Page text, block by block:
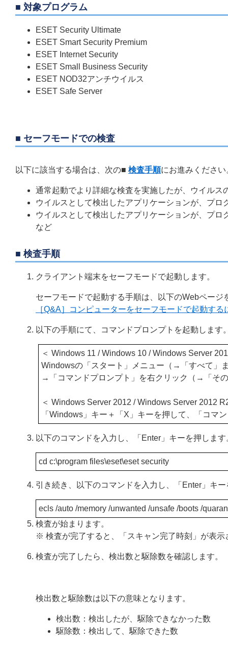
■ 対象プログラム
ESET Security Ultimate
ESET Smart Security Premium
ESET Internet Security
ESET Small Business Security
ESET NOD32アンチウイルス
ESET Safe Server
■ セーフモードでの検査
以下に該当する場合は、次の■ 検査手順にお進みください
通常起動でより詳細な検査を実施したが、ウイルス
ウイルスとして検出したアプリケーションが、プロ
ウイルスとして検出したアプリケーションが、プロ
など
■ 検査手順
クライアント端末をセーフモードで起動します。
セーフモードで起動する手順は、以下のWebページ
［Q&A］コンピューターをセーフモードで起動する
以下の手順にて、コマンドプロンプトを起動します
＜ Windows 11 / Windows 10 / Windows Server
Windowsの「スタート」メニュー（→「すべて」
→「コマンドプロンプト」を右クリック（→「そ
＜ Windows Server 2012 / Windows Server 2012
「Windows」キー＋「X」キーを押して、「コマ
以下のコマンドを入力し、「Enter」キーを押します
cd c:\program files\eset\eset security
引き続き、以下のコマンドを入力し、「Enter」キ
ecls /auto /memory /unwanted /unsafe /boots /
検査が始まります。
※ 検査が完了すると、「スキャン完了時刻」が表示
検査が完了したら、検出数と駆除数を確認します。
検出数と駆除数は以下の意味となります。
検出数：検出したが、駆除できなかった数
駆除数：検出して、駆除できた数